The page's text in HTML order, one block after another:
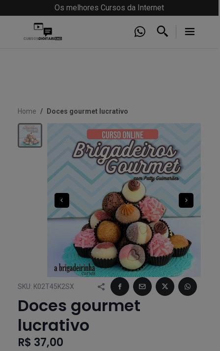
Os melhores Cursos da Internet
Home Doces gourmet lucrativo
SKU: K02T45K2SX
Doces gourmet
lucrativo
R$ 37,00